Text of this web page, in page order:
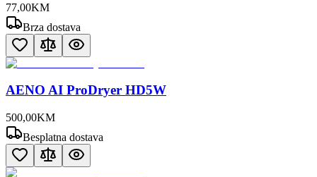
77,00KM
Brza dostava
AENO AI ProDryer HD5W
500,00KM
Besplatna dostava